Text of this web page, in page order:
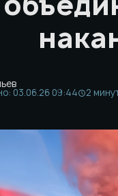
03.06.26 09:44 2